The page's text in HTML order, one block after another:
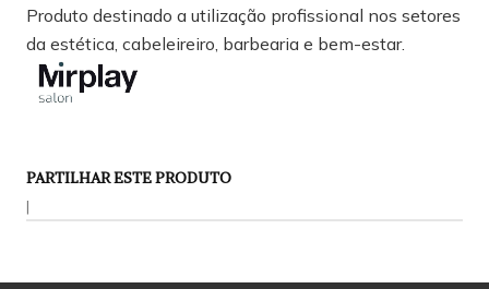
Produto destinado a utilização profissional nos setores
da estética, cabeleireiro, barbearia e bem-estar.
PARTILHAR ESTE PRODUTO
|